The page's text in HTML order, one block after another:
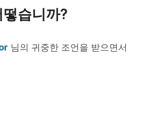
습니까?
님의 귀중한 조언을 받으면서